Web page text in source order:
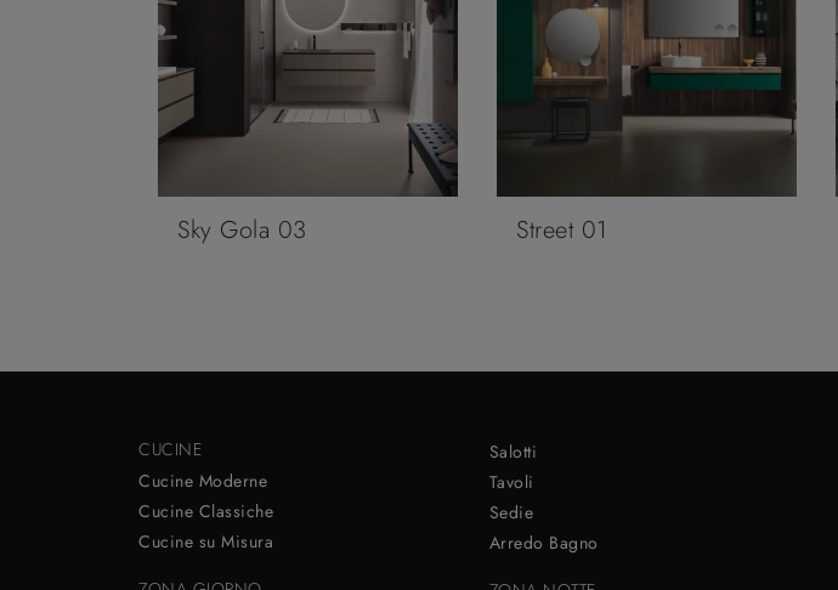
Sky Gola 03 Street 01
CUCINE
Cucine Moderne
Cucine Classiche
Cucine su Misura
Salotti
Tavoli
Sedie
Arredo Bagno